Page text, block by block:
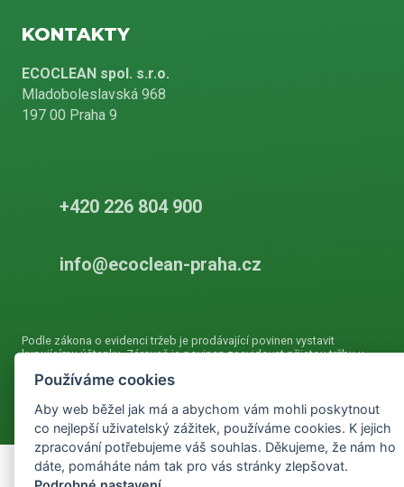
KONTAKTY
ECOCLEAN spol. s.r.o.
Mladoboleslavská 968
197 00 Praha 9
+420 226 804 900
info@ecoclean-praha.cz
Podle zákona o evidenci tržeb je prodávající povinen vystavit
kupujícímu účtenku. Zároveň je povinen zaevidovat přijatou tržbu u
do 48 hodin.
Používáme cookies
Aby web běžel jak má a abychom vám mohli poskytnout
co nejlepší uživatelský zážitek, používáme cookies. K jejich
zpracování potřebujeme váš souhlas. Děkujeme, že nám ho
dáte, pomáháte nám tak pro vás stránky zlepšovat.